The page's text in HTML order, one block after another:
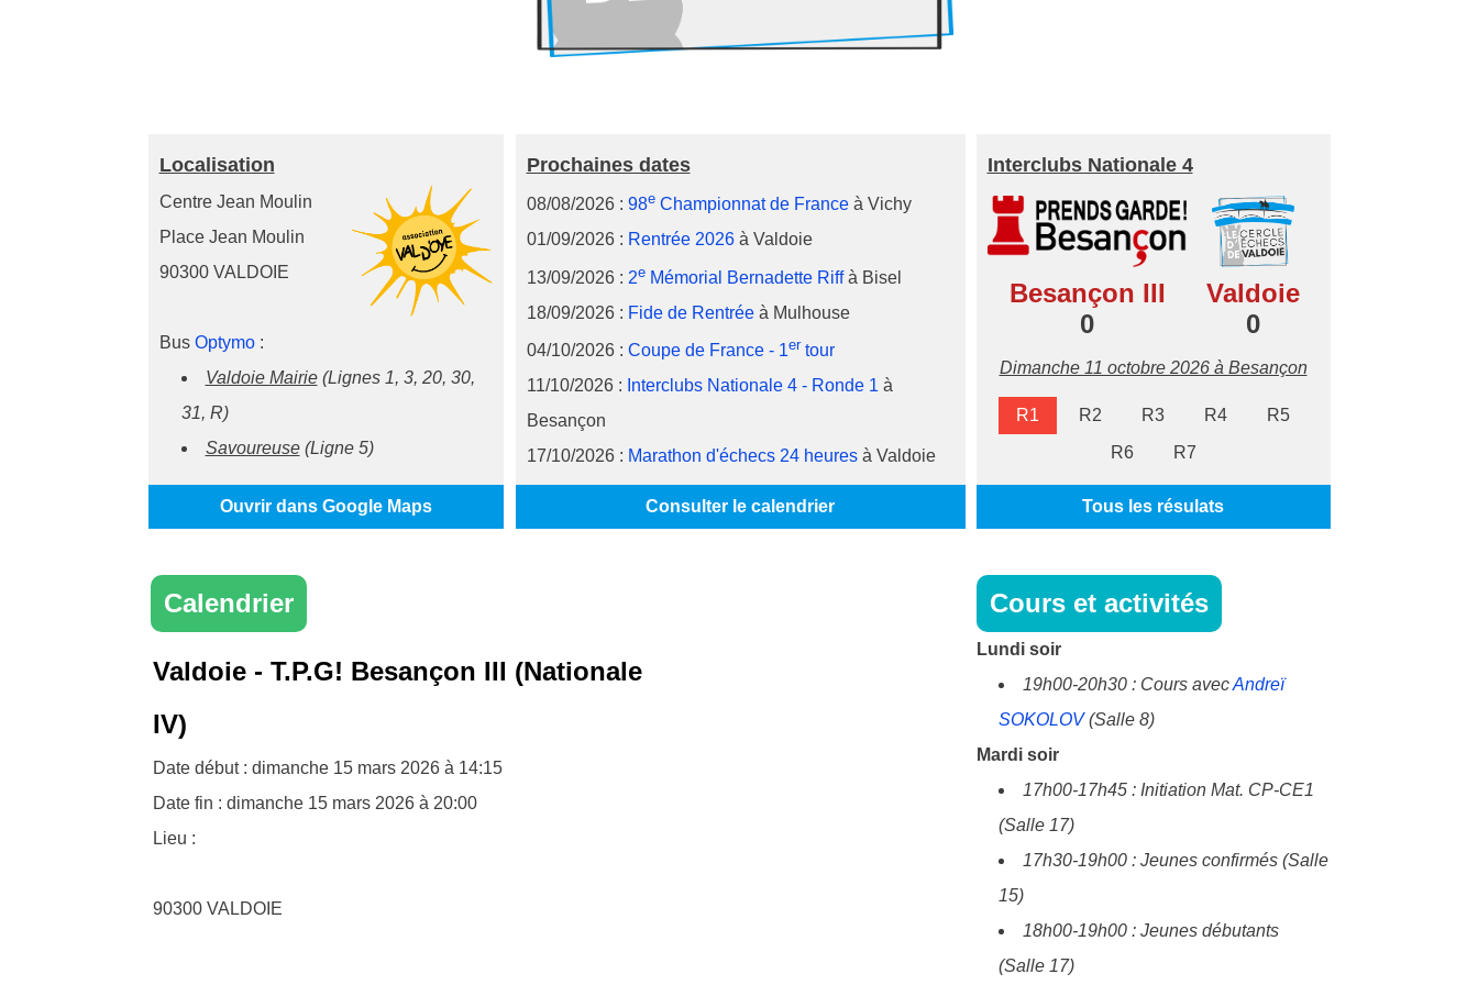
Localisation
Centre Jean Moulin
Place Jean Moulin
90300 VALDOIE
Bus Optymo:
Valdoie Mairie(Lignes 1, 3, 20, 30,
31, R)
Savoureuse(Ligne 5)
Prochaines dates
08/08/2026 : 98eChampionnat de Franceà Vichy
01/09/2026 : Rentrée 2026à Valdoie
13/09/2026 : 2eMémorial Bernadette Riffà Bisel
18/09/2026 : Fide de Rentréeà Mulhouse
04/10/2026 : Coupe de France - 1er tour
11/10/2026 : Interclubs Nationale 4 - Ronde 1 à
Besançon
17/10/2026 : Marathon d'échecs 24 heuresà Valdoie
Interclubs Nationale 4
Besançon III
Valdoie
0
0
Dimanche 11 octobre 2026 à Besançon
R1 R2 R3 R4
R5
R6
R7
Ouvrir dans Google Maps Consulter le calendrier Tous les résulats
Calendrier
Valdoie - T.P.G! Besançon III (Nationale
IV)
Date début : dimanche 15 mars 2026 à 14:15
Date fin : dimanche 15 mars 2026 à 20:00
Lieu :
90300 VALDOIE
Cours et activités
Lundi soir
19h00-20h30 : Cours avecAndreï
SOKOLOV(Salle 8)
Mardi soir
17h00-17h45 : Initiation Mat. CP-CE1
(Salle 17)
17h30-19h00 : Jeunes confirmés (Salle
15)
18h00-19h00 : Jeunes débutants
(Salle 17)